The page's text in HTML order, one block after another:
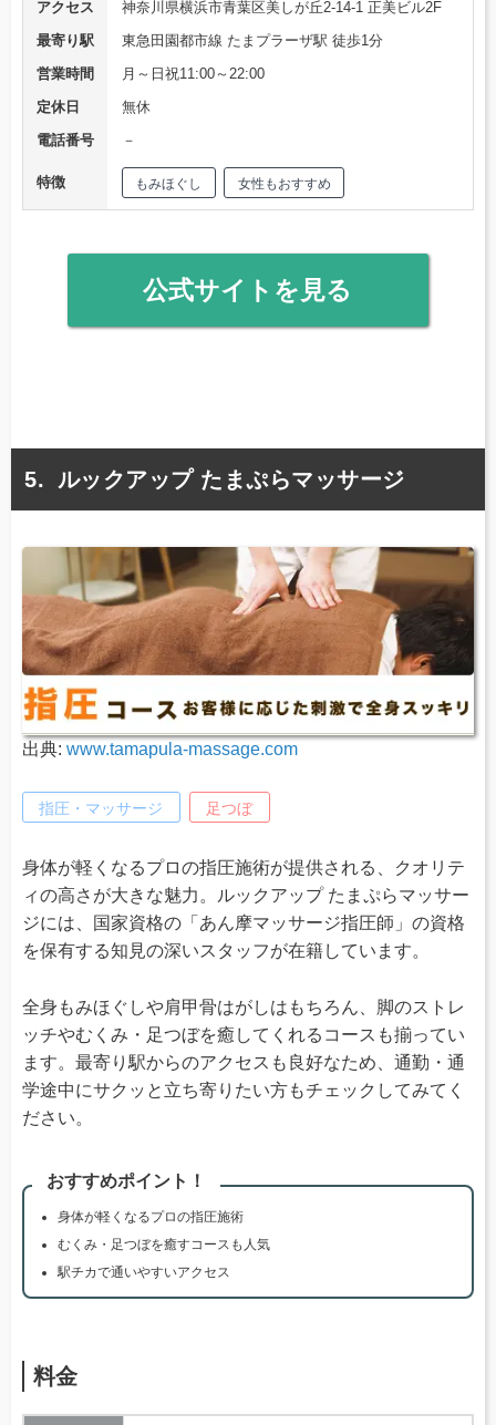
アクセス
神奈川県横浜市青葉区美しが丘2-14-1 正美ビル2F
最寄り駅
東急田園都市線 たまプラーザ駅 徒歩1分
営業時間
月～日祝11:00～22:00
定休日
無休
電話番号
－
特徴 もみほぐし 女性もおすすめ
公式サイトを見る
ルックアップ たまぷらマッサージ
出典: www.tamapula-massage.com
指圧・マッサージ 足つぼ
身体が軽くなるプロの指圧施術が提供される、クオリテ
ィの高さが大きな魅力。ルックアップ たまぷらマッサー
ジには、国家資格の「あん摩マッサージ指圧師」の資格
を保有する知見の深いスタッフが在籍しています。
全身もみほぐしや肩甲骨はがしはもちろん、脚のストレ
ッチやむくみ・足つぼを癒してくれるコースも揃ってい
ます。最寄り駅からのアクセスも良好なため、通勤・通
学途中にサクッと立ち寄りたい方もチェックしてみてく
ださい。
おすすめポイント！
身体が軽くなるプロの指圧施術
むくみ・足つぼを癒すコースも人気
駅チカで通いやすいアクセス
料金